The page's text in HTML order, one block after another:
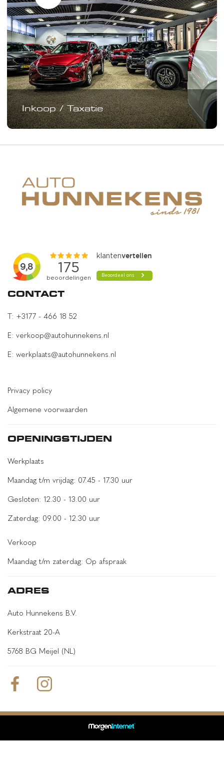
Inkoop / Taxatie
CONTACT
T: +3177 - 466 18 52
E: verkoop@autohunnekens.nl
E: werkplaats@autohunnekens.nl
Privacy policy
Algemene voorwaarden
OPENINGSTIJDEN
Werkplaats
Maandag t/m vrijdag: 07.45 - 17.30 uur
Gesloten: 12.30 - 13.00 uur
Zaterdag: 09.00 - 12.30 uur
Verkoop
Maandag t/m zaterdag: Op afspraak
ADRES
Auto Hunnekens B.V.
Kerkstraat 20-A
5768 BG Meijel (NL)